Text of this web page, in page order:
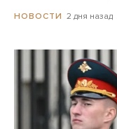
НОВОСТИ 2 дня назад